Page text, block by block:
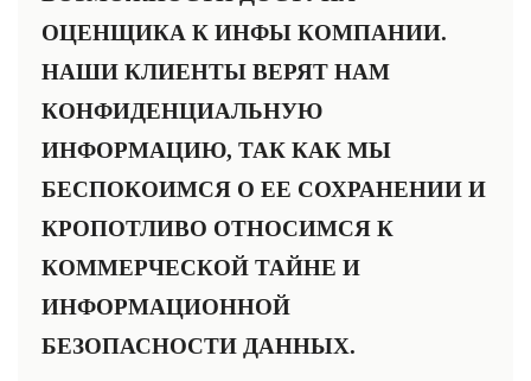
ОЦЕНЩИКА К ИНФЫ КОМПАНИИ.
НАШИ КЛИЕНТЫ ВЕРЯТ НАМ
КОНФИДЕНЦИАЛЬНУЮ
ИНФОРМАЦИЮ, ТАК КАК МЫ
БЕСПОКОИМСЯ О ЕЕ СОХРАНЕНИИ И
КРОПОТЛИВО ОТНОСИМСЯ К
КОММЕРЧЕСКОЙ ТАЙНЕ И
ИНФОРМАЦИОННОЙ
БЕЗОПАСНОСТИ ДАННЫХ.